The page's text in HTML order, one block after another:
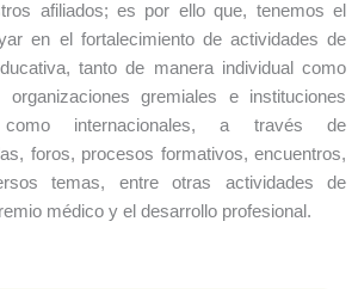
afiliados; es por ello que, tenemos el
en el fortalecimiento de actividades de
tanto de manera individual como
gremiales e instituciones
internacionales, a través de
foros, procesos formativos, encuentros,
temas, entre otras actividades de
médico y el desarrollo profesional.